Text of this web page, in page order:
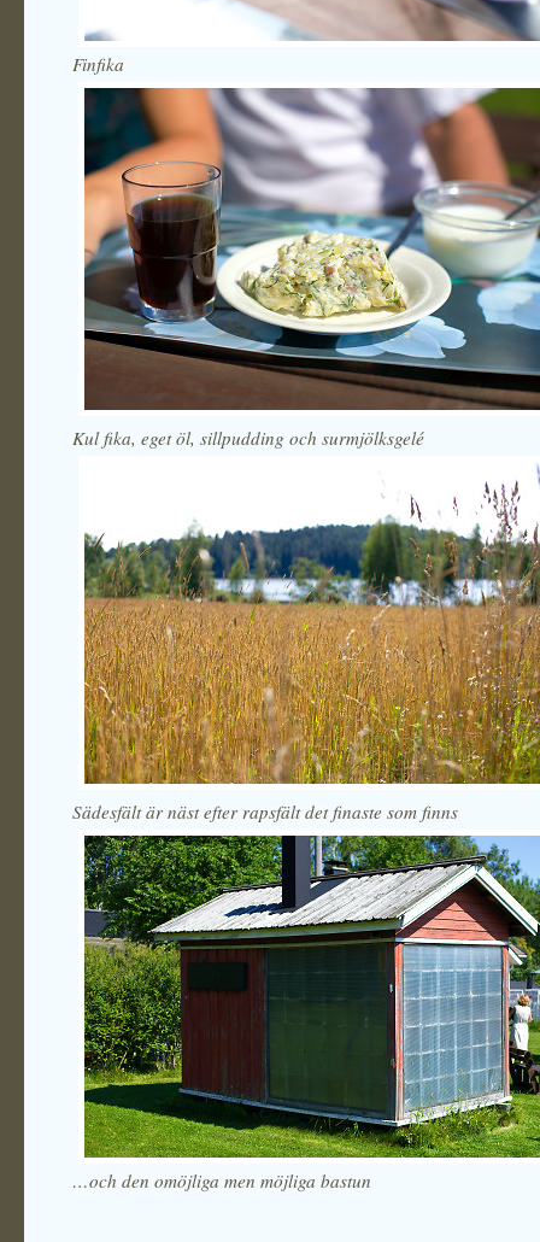
Finfika
Kul fika, eget öl, sillpudding och surmjölksgelé
Sädesfält är näst efter rapsfält det finaste som finns
…och den omöjliga men möjliga bastun